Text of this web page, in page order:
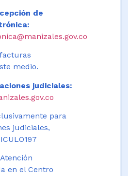
de
medio.
judiciales:
para
judiciales,
Atención
en el Centro